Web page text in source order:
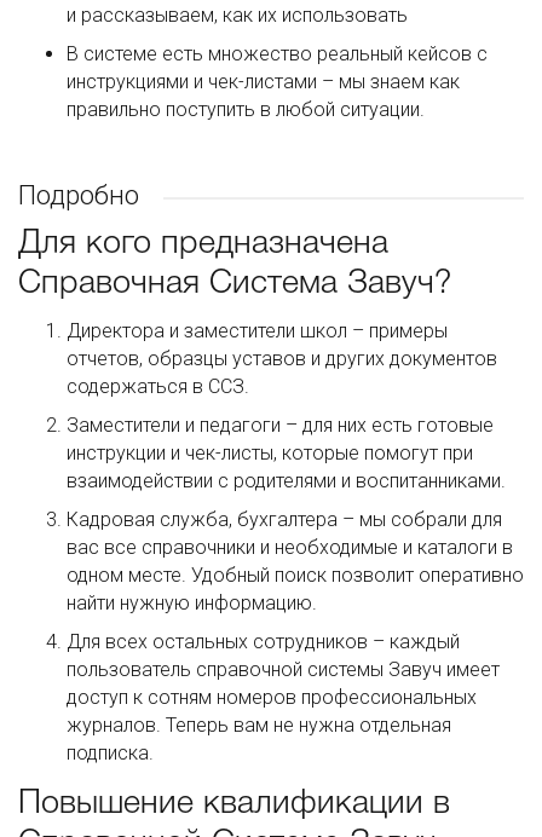
и рассказываем, как их использовать
В системе есть множество реальный кейсов с
инструкциями и чек-листами – мы знаем как
правильно поступить в любой ситуации.
Подробно
Для кого предназначена
Справочная Система Завуч?
Директора и заместители школ – примеры
отчетов, образцы уставов и других документов
содержаться в ССЗ.
Заместители и педагоги – для них есть готовые
инструкции и чек-листы, которые помогут при
взаимодействии с родителями и воспитанниками.
Кадровая служба, бухгалтера – мы собрали для
вас все справочники и необходимые и каталоги в
одном месте. Удобный поиск позволит оперативно
найти нужную информацию.
Для всех остальных сотрудников – каждый
пользователь справочной системы Завуч имеет
доступ к сотням номеров профессиональных
журналов. Теперь вам не нужна отдельная
подписка.
Повышение квалификации в